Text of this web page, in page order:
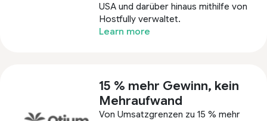
USA und darüber hinaus mithilfe von
Hostfully verwaltet.
Learn more
15 % mehr Gewinn, kein
Mehraufwand
Von Umsatzgrenzen zu 15 % mehr